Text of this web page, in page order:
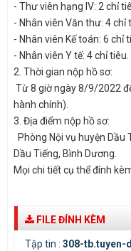
- Thư viên hạng IV: 2 chỉ
- Nhân viên Văn thư: 4 chỉ
- Nhân viên Kế toán: 6 chỉ
- Nhân viên Y tế: 4 chỉ tiêu.
2. Thời gian nộp hồ sơ:
Từ 8 giờ ngày 8/9/2022
hành chính).
3. Địa điểm nộp hồ sơ:
Phòng Nội vụ huyện Dầu
Dầu Tiếng, Bình Dương.
Mọi chi tiết cụ thể đính
FILE ĐÍNH KÈM
Tập tin : 308-tb.tuyen-